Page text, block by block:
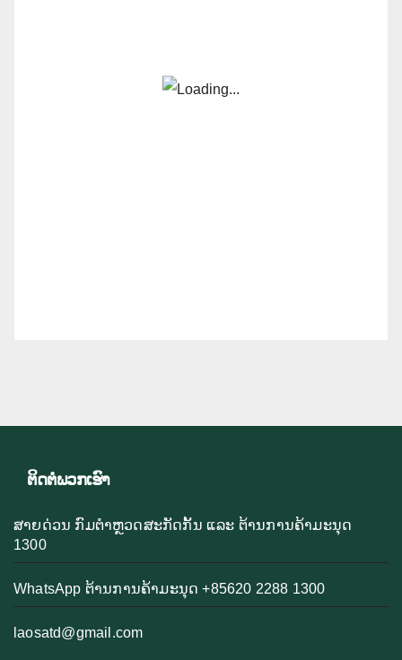
ຕິດຕໍ່ພວກເຮົາ
ສາຍດ່ວນ ກົມຕຳຫຼວດສະກັດກັ້ນ ແລະ ຕ້ານການຄ້າມະນຸດ
1300
WhatsApp ຕ້ານການຄ້າມະນຸດ +85620 2288 1300
laosatd@gmail.com